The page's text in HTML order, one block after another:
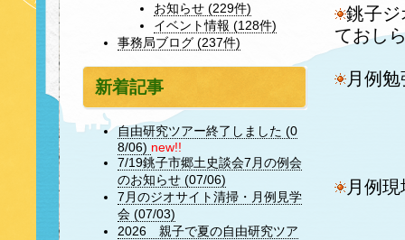
銚子ジ
ておし
月例
月例
お知らせ (229件)
イベント情報 (128件)
事務局ブログ (237件)
新着記事
自由研究ツアー終了しました (0
8/06) new!!
7/19銚子市郷土史談会7月の例会
のお知らせ (07/06)
7月のジオサイト清掃・月例見学
会 (07/03)
2026 親子で夏の自由研究ツア